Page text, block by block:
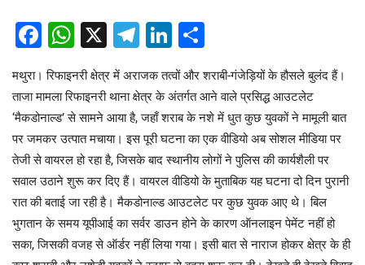
Facebook
WhatsApp
X Telegram
LinkedIn
मथुरा। रिफाइनरी क्षेत्र में अराजक तत्वों और शराबी-गंजेड़ियों के हौसले बुलंद हैं।
ताजा मामला रिफाइनरी थाना क्षेत्र के अंतर्गत आने वाले प्रसिद्ध आउटलेट
‘मैकडोनाल्ड’ से सामने आया है, जहाँ शराब के नशे में धुत कुछ युवकों ने मामूली बात
पर जमकर उत्पात मचाया। इस पूरी घटना का एक वीडियो अब सोशल मीडिया पर
तेजी से वायरल हो रहा है, जिसके बाद स्थानीय लोगों ने पुलिस की कार्यशैली पर
सवाल उठाने शुरू कर दिए हैं। वायरल वीडियो के मुताबिक यह घटना दो दिन पुरानी
रात की बताई जा रही है। मैकडोनाल्ड आउटलेट पर कुछ युवक आए थे। बिल
भुगतान के समय यूपीआई का सर्वर डाउन होने के कारण ऑनलाइन पेमेंट नहीं हो
सका, जिसकी वजह से ऑर्डर नहीं लिया गया। इसी बात से नाराज होकर क्षेत्र के ही